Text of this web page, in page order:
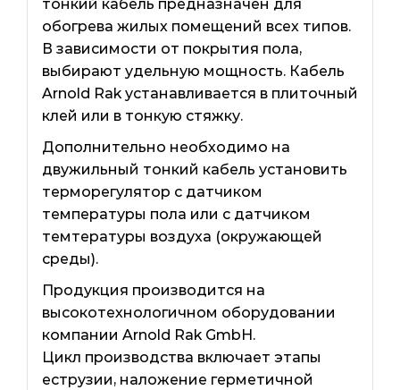
тонкий кабель предназначен для
обогрева жилых помещений всех типов.
В зависимости от покрытия пола,
выбирают удельную мощность. Кабель
Arnold Rak устанавливается в плиточный
клей или в тонкую стяжку.
Дополнительно необходимо на
двужильный тонкий кабель установить
терморегулятор с датчиком
температуры пола или с датчиком
темтературы воздуха (окружающей
среды).
Продукция производится на
высокотехнологичном оборудовании
компании Arnold Rak GmbH.
Цикл производства включает этапы
еструзии, наложение герметичной